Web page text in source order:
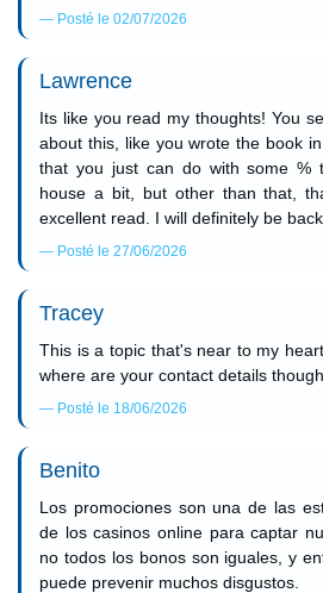
Posté le 02/07/2026
Lawrence
Its like you read my thoughts! You
about this, like you wrote the book
that you just can do with some %
house a bit, but other than that,
excellent read. I will definitely be back.
Posté le 27/06/2026
Tracey
This is a topic that's near to my
where are your contact details
Posté le 18/06/2026
Benito
Los promociones son una de las
de los casinos online para captar
no todos los bonos son iguales, y
puede prevenir muchos disgustos.